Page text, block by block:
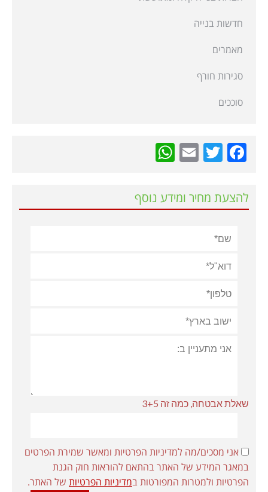
חדשות בנייה
מאמרים
סגירות חורף
סוככים
Facebook
Twitter
Email
להצעת מחיר ומידע נוסף
שאלת אבטחה, כמה זה 3+5
אני מסכים/מה למדיניות הפרטיות ומאשר שמירת הפרטים
במאגר המידע של האתר בהתאם להוראות חוק הגנת
הפרטיות ולמטרות המפורטות במדיניות הפרטיות של האתר.